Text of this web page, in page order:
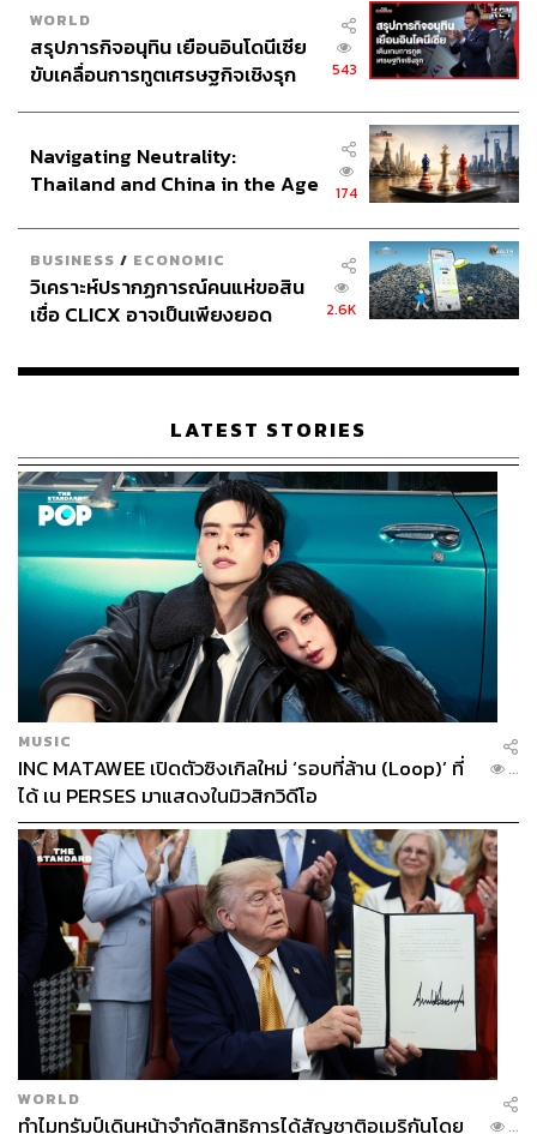
WORLD
สรุปภารกิจอนุทิน เยือนอินโดนีเซีย
ขับเคลื่อนการทูตเศรษฐกิจเชิงรุก
543
Navigating Neutrality:
Thailand and China in the Age
174
BUSINESS / ECONOMIC
วิเคราะห์ปรากฏการณ์คนแห่ขอสิน
เชื่อ CLICX อาจเป็นเพียงยอด
เรือนไทยที่ถูกซุกไว้
2.6K
LATEST STORIES
MUSIC
INC MATAWEE เปิดตัวซิงเกิลใหม่ ‘รอบที่ล้าน (Loop)’ ที่
ได้ เน PERSES มาแสดงในมิวสิกวิดีโอ
...
WORLD
ทำไมทรัมป์เดินหน้าจำกัดสิทธิการได้สัญชาติอเมริกันโดย ...